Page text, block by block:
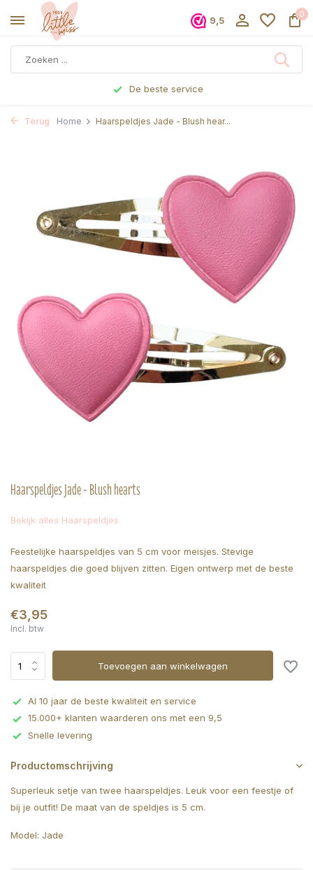
9,5
0
De beste service
Terug Home Haarspeldjes Jade - Blush hear...
Haarspeldjes Jade - Blush hearts
Bekijk alles Haarspeldjes
Feestelijke haarspeldjes van 5 cm voor meisjes. Stevige
haarspeldjes die goed blijven zitten. Eigen ontwerp met de beste
kwaliteit
€3,95
Incl. btw
Toevoegen aan winkelwagen
Al 10 jaar de beste kwaliteit en service
15.000+ klanten waarderen ons met een 9,5
Snelle levering
Productomschrijving
Superleuk setje van twee haarspeldjes. Leuk voor een feestje of
bij je outfit! De maat van de speldjes is 5 cm.
Model: Jade